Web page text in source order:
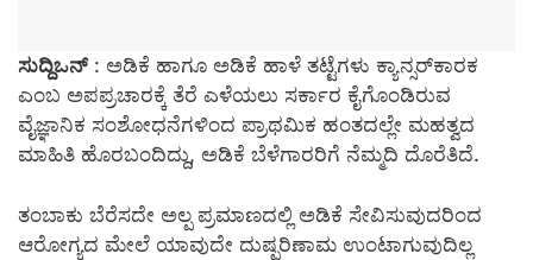
ಸುದ್ದಿಒನ್: ಅಡಿಕೆ ಹಾಗೂ ಅಡಿಕೆ ಹಾಳೆ ತಟ್ಟೆಗಳು ಕ್ಯಾನ್ಸರ್‌ಕಾರಕ
ಎಂಬ ಅಪಪ್ರಚಾರಕ್ಕೆ ತೆರೆ ಎಳೆಯಲು ಸರ್ಕಾರ ಕೈಗೊಂಡಿರುವ
ವೈಜ್ಞಾನಿಕ ಸಂಶೋಧನೆಗಳಿಂದ ಪ್ರಾಥಮಿಕ ಹಂತದಲ್ಲೇ ಮಹತ್ವದ
ಮಾಹಿತಿ ಹೊರಬಂದಿದ್ದು, ಅಡಿಕೆ ಬೆಳೆಗಾರರಿಗೆ ನೆಮ್ಮದಿ ದೊರೆತಿದೆ.
ತಂಬಾಕು ಬೆರೆಸದೇ ಅಲ್ಪ ಪ್ರಮಾಣದಲ್ಲಿ ಅಡಿಕೆ ಸೇವಿಸುವುದರಿಂದ
ಆರೋಗ್ಯದ ಮೇಲೆ ಯಾವುದೇ ದುಷ್ಪರಿಣಾಮ ಉಂಟಾಗುವುದಿಲ್ಲ